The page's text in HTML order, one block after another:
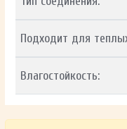
Подходит для
Влагостойкость: